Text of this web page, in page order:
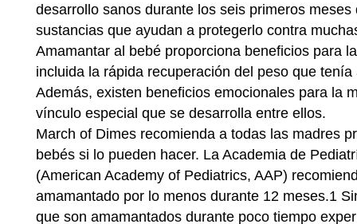
desarrollo sanos durante los seis primeros
sustancias que ayudan a protegerlo contra
Amamantar al bebé proporciona beneficios para
incluida la rápida recuperación del peso que
Además, existen beneficios emocionales para la
vínculo especial que se desarrolla entre ellos.
March of Dimes recomienda a todas las madres
bebés si lo pueden hacer. La Academia de
(American Academy of Pediatrics, AAP)
amamantado por lo menos durante 12 meses.1
que son amamantados durante poco tiempo